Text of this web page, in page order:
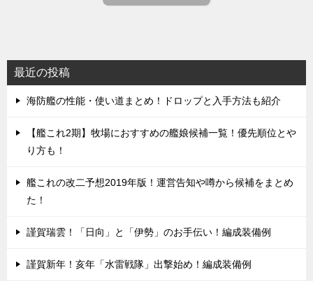
最近の投稿
海防艦の性能・使い道まとめ！ドロップと入手方法も紹介
【艦これ2期】牧場におすすめの艦娘候補一覧！優先順位とや
り方も！
艦これの改二予想2019年版！運営告知や噂から候補をまとめ
た！
謹賀瑞雲！「日向」と「伊勢」のお手伝い！編成装備例
謹賀新年！亥年「水雷戦隊」出撃始め！編成装備例